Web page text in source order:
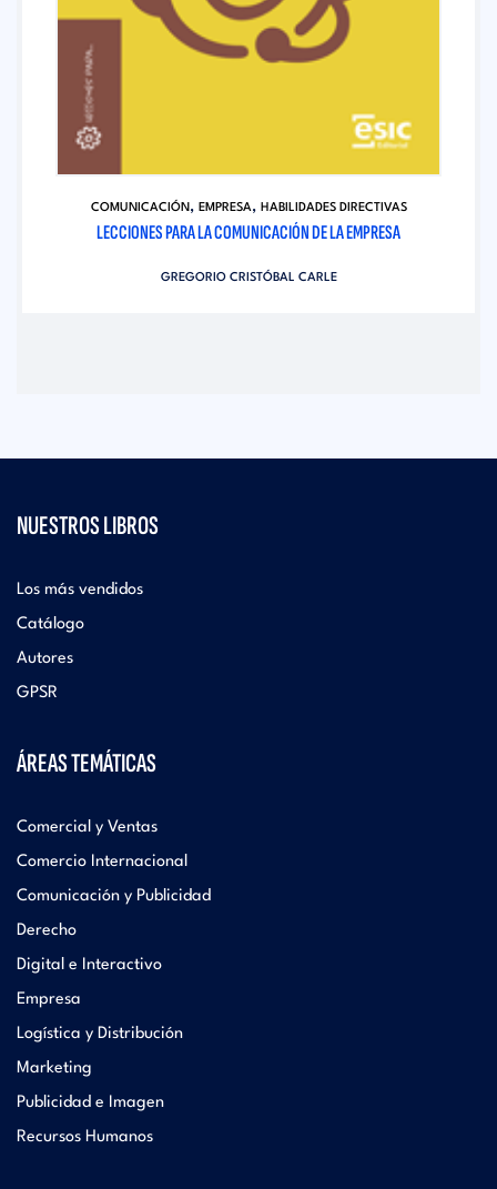
COMUNICACIÓN, EMPRESA, HABILIDADES DIRECTIVAS
LECCIONES PARA LA COMUNICACIÓN DE LA EMPRESA
GREGORIO CRISTÓBAL CARLE
NUESTROS LIBROS
Los más vendidos
Catálogo
Autores
GPSR
ÁREAS TEMÁTICAS
Comercial y Ventas
Comercio Internacional
Comunicación y Publicidad
Derecho
Digital e Interactivo
Empresa
Logística y Distribución
Marketing
Publicidad e Imagen
Recursos Humanos